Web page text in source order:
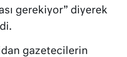
gerekiyor” diyerek
gazetecilerin